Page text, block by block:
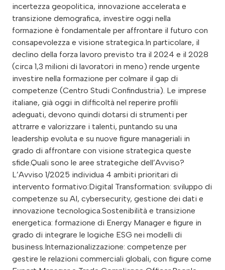
incertezza geopolitica, innovazione accelerata e
transizione demografica, investire oggi nella
formazione è fondamentale per affrontare il futuro con
consapevolezza e visione strategica.In particolare, il
declino della forza lavoro previsto tra il 2024 e il 2028
(circa 1,3 milioni di lavoratori in meno) rende urgente
investire nella formazione per colmare il gap di
competenze (Centro Studi Confindustria). Le imprese
italiane, già oggi in difficoltà nel reperire profili
adeguati, devono quindi dotarsi di strumenti per
attrarre e valorizzare i talenti, puntando su una
leadership evoluta e su nuove figure manageriali in
grado di affrontare con visione strategica queste
sfide.Quali sono le aree strategiche dell’Avviso?
L’Avviso 1/2025 individua 4 ambiti prioritari di
intervento formativo:Digital Transformation: sviluppo di
competenze su AI, cybersecurity, gestione dei dati e
innovazione tecnologica.Sostenibilità e transizione
energetica: formazione di Energy Manager e figure in
grado di integrare le logiche ESG nei modelli di
business.Internazionalizzazione: competenze per
gestire le relazioni commerciali globali, con figure come